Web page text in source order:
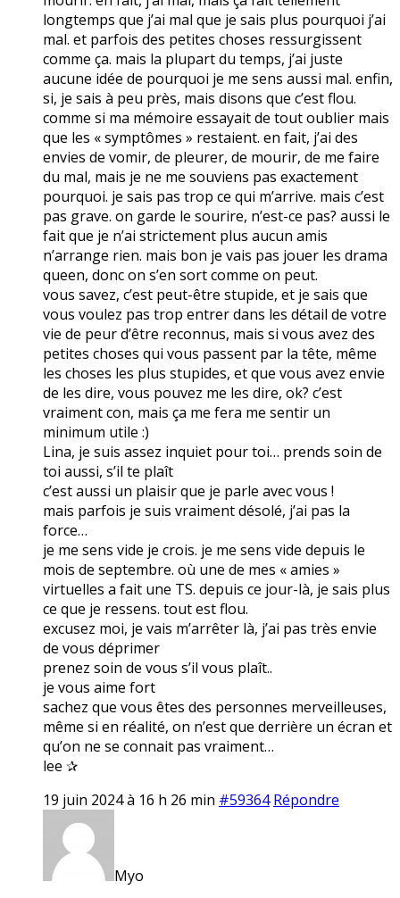
longtemps que j’ai mal que je sais plus pourquoi j’ai
mal. et parfois des petites choses ressurgissent
comme ça. mais la plupart du temps, j’ai juste
aucune idée de pourquoi je me sens aussi mal. enfin,
si, je sais à peu près, mais disons que c’est flou.
comme si ma mémoire essayait de tout oublier mais
que les « symptômes » restaient. en fait, j’ai des
envies de vomir, de pleurer, de mourir, de me faire
du mal, mais je ne me souviens pas exactement
pourquoi. je sais pas trop ce qui m’arrive. mais c’est
pas grave. on garde le sourire, n’est-ce pas? aussi le
fait que je n’ai strictement plus aucun amis
n’arrange rien. mais bon je vais pas jouer les drama
queen, donc on s’en sort comme on peut.
vous savez, c’est peut-être stupide, et je sais que
vous voulez pas trop entrer dans les détail de votre
vie de peur d’être reconnus, mais si vous avez des
petites choses qui vous passent par la tête, même
les choses les plus stupides, et que vous avez envie
de les dire, vous pouvez me les dire, ok? c’est
vraiment con, mais ça me fera me sentir un
minimum utile :)
Lina, je suis assez inquiet pour toi… prends soin de
toi aussi, s’il te plaît
c’est aussi un plaisir que je parle avec vous !
mais parfois je suis vraiment désolé, j’ai pas la
force…
je me sens vide je crois. je me sens vide depuis le
mois de septembre. où une de mes « amies »
virtuelles a fait une TS. depuis ce jour-là, je sais plus
ce que je ressens. tout est flou.
excusez moi, je vais m’arrêter là, j’ai pas très envie
de vous déprimer
prenez soin de vous s’il vous plaît..
je vous aime fort
sachez que vous êtes des personnes merveilleuses,
même si en réalité, on n’est que derrière un écran et
qu’on ne se connait pas vraiment…
lee ✰
19 juin 2024 à 16 h 26 min #59364 Répondre
Myo